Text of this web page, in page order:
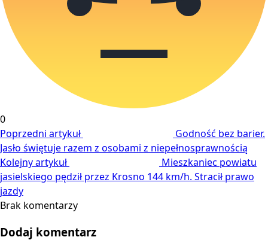
0
Poprzedni artykuł
Godność bez barier.
Jasło świętuje razem z osobami z niepełnosprawnością
Kolejny artykuł
Mieszkaniec powiatu
jasielskiego pędził przez Krosno 144 km/h. Stracił prawo
jazdy
Brak komentarzy
Dodaj komentarz